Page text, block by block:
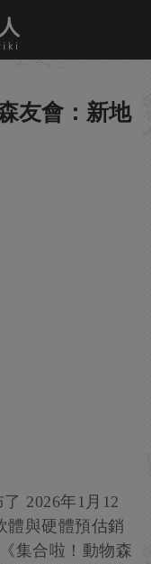
友會：新地
2026年1月12
體與硬體預估銷
集合啦！動物森